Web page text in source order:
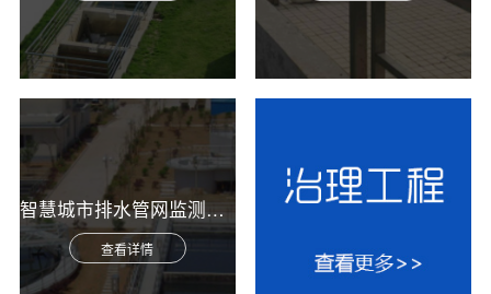
智慧城市排水管网监测综合解决方案
查看详情